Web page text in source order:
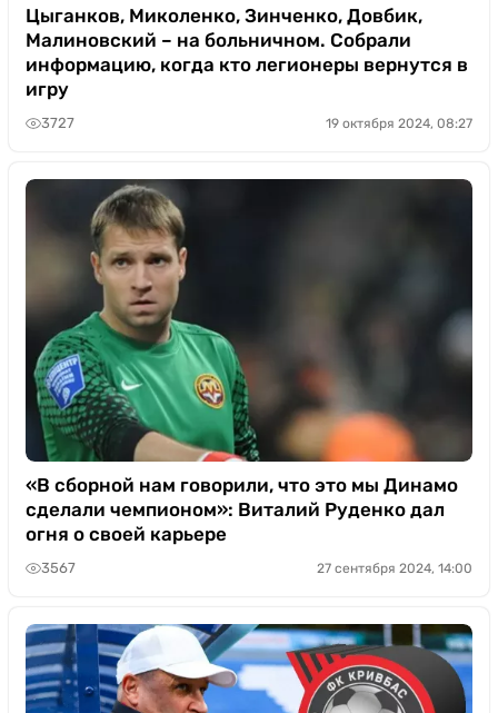
Цыганков, Миколенко, Зинченко, Довбик,
Малиновский – на больничном. Собрали
информацию, когда кто легионеры вернутся в
игру
3727 19 октября 2024, 08:27
«В сборной нам говорили, что это мы Динамо
сделали чемпионом»: Виталий Руденко дал
огня о своей карьере
3567 27 сентября 2024, 14:00